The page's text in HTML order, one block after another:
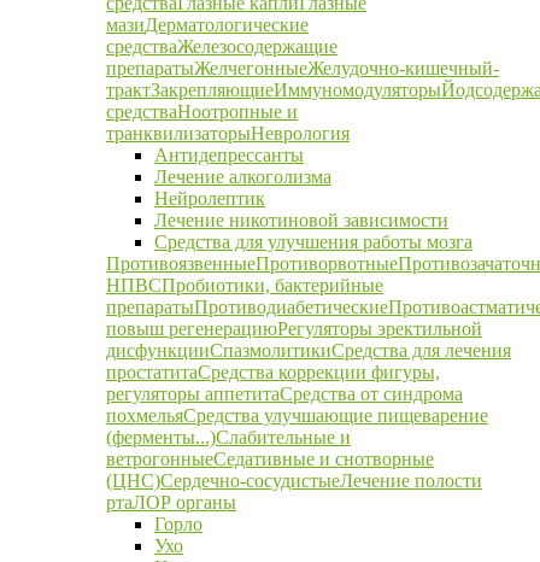
мазиДерматологические
средстваЖелезосодержащие
препаратыЖелчегонныеЖелудочно-кишечный-
трактЗакрепляющиеИммуномодуляторы
средстваНоотропные и
транквилизаторыНеврология
Антидепрессанты
Лечение алкоголизма
Нейролептик
Лечение никотиновой зависимости
Средства для улучшения работы мозга
ПротивоязвенныеПротиворвотные
НПВСПробиотики, бактерийные
препаратыПротиводиабетические
повыш регенерациюРегуляторы эректильной
дисфункцииСпазмолитикиСредства для лечения
простатитаСредства коррекции фигуры,
регуляторы аппетитаСредства от синдрома
похмельяСредства улучшающие пищеварение
(ферменты...)Слабительные и
ветрогонныеСедативные и снотворные
(ЦНС)Сердечно-сосудистыеЛечение полости
ртаЛОР органы
Горло
Ухо